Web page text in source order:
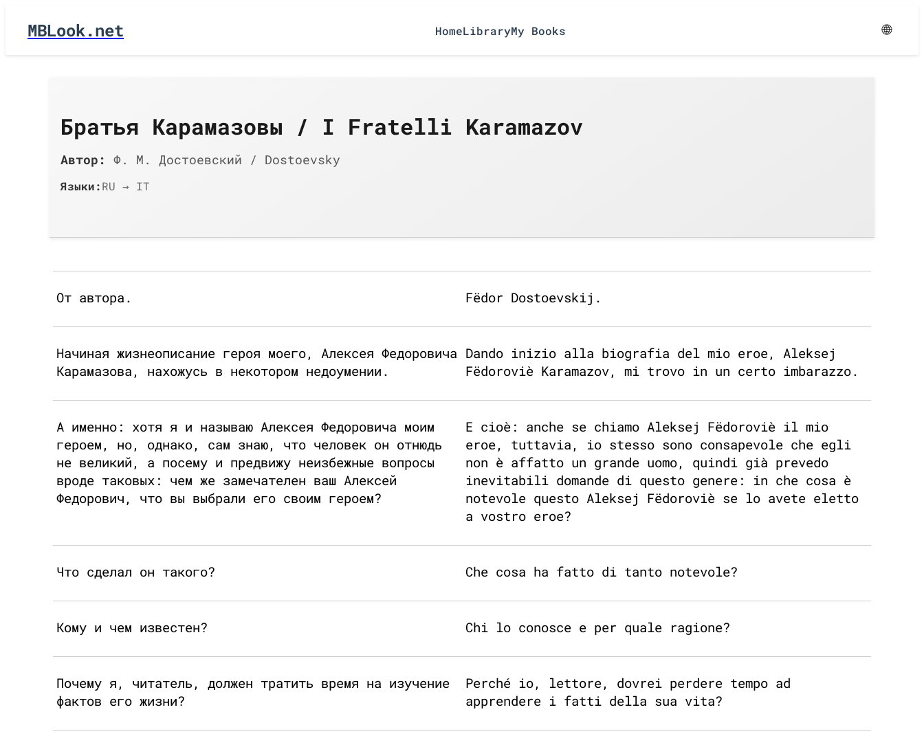
MBLook.net HomeLibraryMy Books 🌐
Братья Карамазовы / I Fratelli Karamazov
Автор: Ф. М. Достоевский / Dostoevsky
Языки:RU → IT
От автора. Fëdor Dostoevskij.
Начиная жизнеописание героя моего, Алексея Федоровича
Карамазова, нахожусь в некотором недоумении.
Dando inizio alla biografia del mio eroe, Aleksej
Fëdoroviè Karamazov, mi trovo in un certo imbarazzo.
А именно: хотя я и называю Алексея Федоровича моим
героем, но, однако, сам знаю, что человек он отнюдь
не великий, а посему и предвижу неизбежные вопросы
вроде таковых: чем же замечателен ваш Алексей
Федорович, что вы выбрали его своим героем?
E cioè: anche se chiamo Aleksej Fëdoroviè il mio
eroe, tuttavia, io stesso sono consapevole che egli
non è affatto un grande uomo, quindi già prevedo
inevitabili domande di questo genere: in che cosa è
notevole questo Aleksej Fëdoroviè se lo avete eletto
a vostro eroe?
Что сделал он такого? Che cosa ha fatto di tanto notevole?
Кому и чем известен? Chi lo conosce e per quale ragione?
Почему я, читатель, должен тратить время на изучение
фактов его жизни?
Perché io, lettore, dovrei perdere tempo ad
apprendere i fatti della sua vita?